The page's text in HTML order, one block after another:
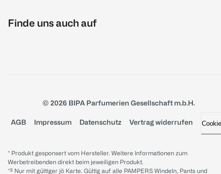
Finde uns auch auf
© 2026 BIPA Parfumerien Gesellschaft m.b.H.
AGB Impressum Datenschutz Vertrag widerrufen
* Produkt gesponsert vom Hersteller. Weitere Informationen zum
Werbetreibenden direkt beim jeweiligen Produkt.
*³ Nur mit gültiger jö Karte. Gültig auf alle PAMPERS Windeln, Pants und